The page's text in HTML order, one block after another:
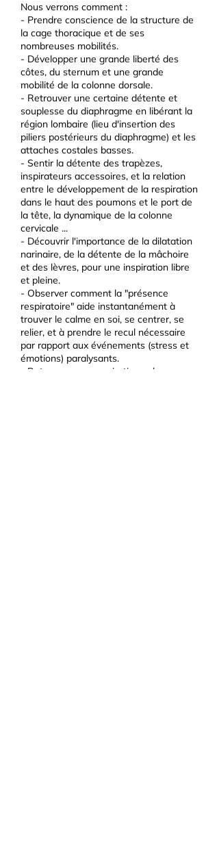
Nous verrons comment :
- Prendre conscience de la structure de
la cage thoracique et de ses
nombreuses mobilités.
- Développer une grande liberté des
côtes, du sternum et une grande
mobilité de la colonne dorsale.
- Retrouver une certaine détente et
souplesse du diaphragme en libérant la
région lombaire (lieu d'insertion des
piliers postérieurs du diaphragme) et les
attaches costales basses.
- Sentir la détente des trapèzes,
inspirateurs accessoires, et la relation
entre le développement de la respiration
dans le haut des poumons et le port de
la tête, la dynamique de la colonne
cervicale ...
- Découvrir l'importance de la dilatation
narinaire, de la détente de la mâchoire
et des lèvres, pour une inspiration libre
et pleine.
- Observer comment la "présence
respiratoire" aide instantanément à
trouver le calme en soi, se centrer, se
relier, et à prendre le recul nécessaire
par rapport aux événements (stress et
émotions) paralysants.
- Retrouver une respiration calme,